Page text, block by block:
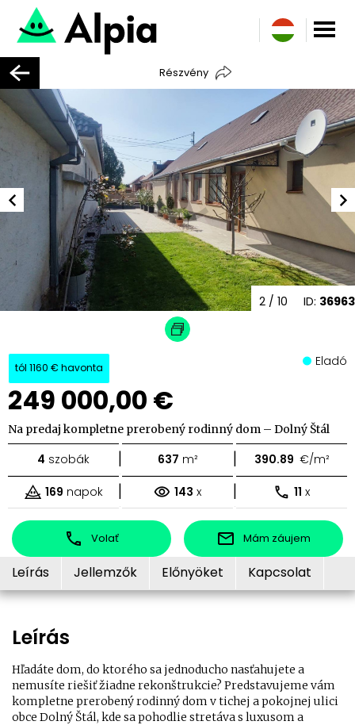
Részvény
ID: 36963
2 / 10
tól 1160 € havonta
249 000,00 €
Eladó
Na predaj kompletne prerobený rodinný dom – Dolný Štál
4 szobák | 637 m² | 390.89 €/m²
169 napok | 143 x | 11 x
Volať Mám záujem
Leírás Jellemzők Előnyöket Kapcsolat
Leírás
Hľadáte dom, do ktorého sa jednoducho nasťahujete a
nemusíte riešiť žiadne rekonštrukcie? Predstavujeme vám
kompletne prerobený rodinný dom v tichej a pokojnej ulici
obce Dolný Štál, kde sa pohodlie stretáva s luxusom a